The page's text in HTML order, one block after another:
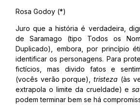
Rosa Godoy (*)
Juro que a história é verdadeira,
de Saramago (tipo Todos os
Duplicado), embora, por princípio
identificar os personagens. Para
fictícios, mas divido fatos e
(vocês verão porque),tristeza (às
extrapola o limite da crueldade) e
podem terminar bem se há